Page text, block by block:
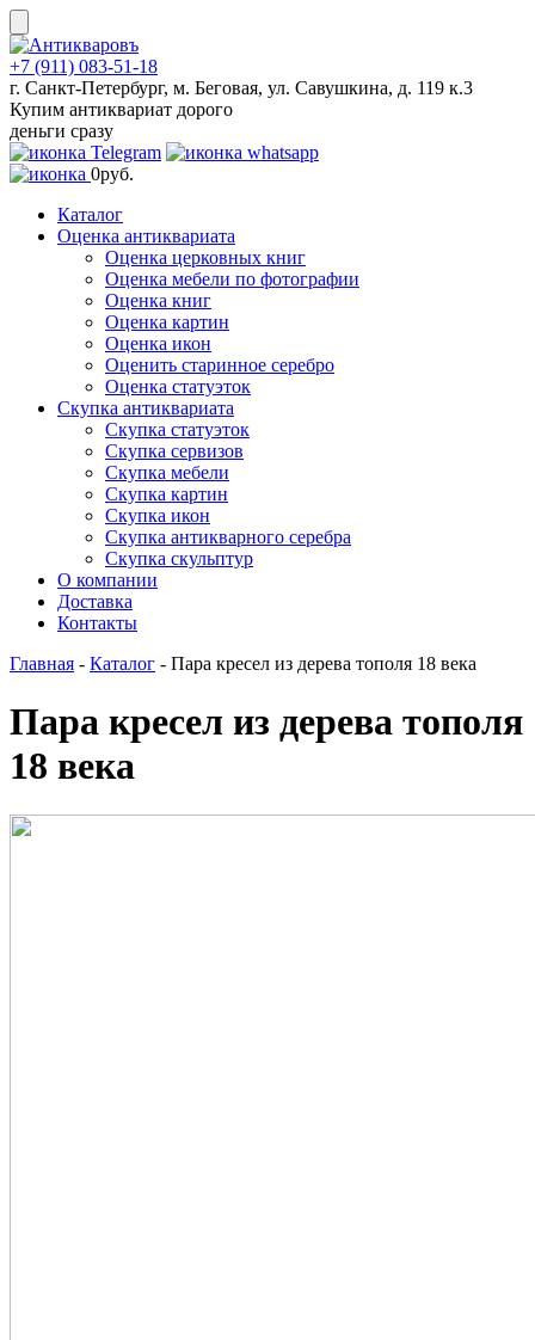
Skip
to
content
+7 (911) 083-51-18
г. Санкт-Петербург, м. Беговая, ул. Савушкина, д. 119 к.3
Купим антиквариат дорого
деньги сразу
0руб.
Каталог
Оценка антиквариата
Оценка церковных книг
Оценка мебели по фотографии
Оценка книг
Оценка картин
Оценка икон
Оценить старинное серебро
Оценка статуэток
Скупка антиквариата
Скупка статуэток
Скупка сервизов
Скупка мебели
Скупка картин
Скупка икон
Скупка антикварного серебра
Скупка скульптур
О компании
Доставка
Контакты
Главная - Каталог - Пара кресел из дерева тополя 18 века
Пара кресел из дерева тополя
18 века